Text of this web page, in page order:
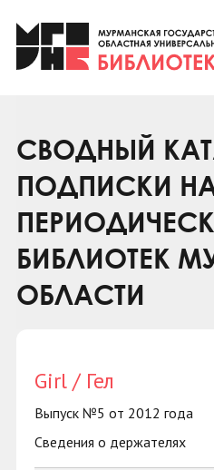
Клуб «Гиря и
Клуб «Семейный
Коллегам
Контакты
СВОДНЫЙ
ПОДПИСКИ
БИБЛИОТЕК
ОБЛАСТИ
Girl / Гел
Выпуск №5 от 2012 года
Сведения о держателях